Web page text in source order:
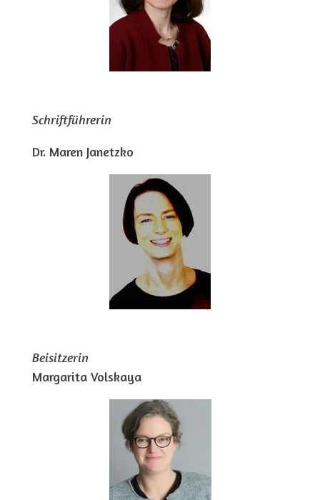
Schriftführerin
Dr. Maren Janetzko
Beisitzerin
Margarita Volskaya